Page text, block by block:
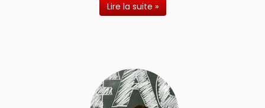
Lire la suite »